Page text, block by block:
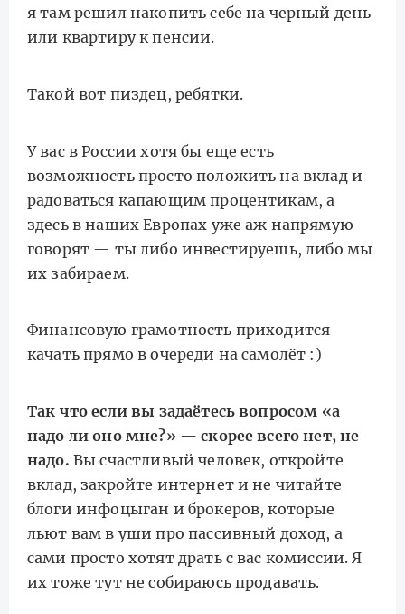
я там решил накопить себе на черный день
или квартиру к пенсии.
Такой вот пиздец, ребятки.
У вас в России хотя бы еще есть
возможность просто положить на вклад и
радоваться капающим процентикам, а
здесь в наших Европах уже аж напрямую
говорят — ты либо инвестируешь, либо мы
их забираем.
Финансовую грамотность приходится
качать прямо в очереди на самолёт :)
Так что если вы задаётесь вопросом «а
надо ли оно мне?» — скорее всего нет, не
надо. Вы счастливый человек, откройте
вклад, закройте интернет и не читайте
блоги инфоцыган и брокеров, которые
льют вам в уши про пассивный доход, а
сами просто хотят драть с вас комиссии. Я
их тоже тут не собираюсь продавать.